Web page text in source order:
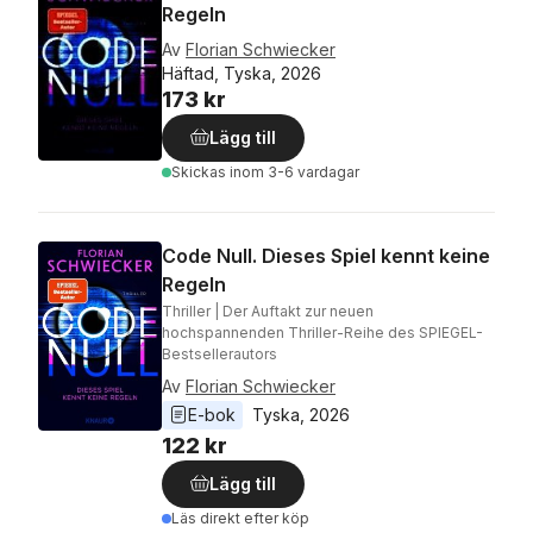
Regeln
Av Florian Schwiecker
Häftad, Tyska, 2026
173 kr
Lägg till
Skickas inom 3-6 vardagar
Code Null. Dieses Spiel kennt keine
Regeln
Thriller | Der Auftakt zur neuen
hochspannenden Thriller-Reihe des SPIEGEL-
Bestsellerautors
Av Florian Schwiecker
E-bok
Tyska 2026
122 kr
Lägg till
Läs direkt efter köp